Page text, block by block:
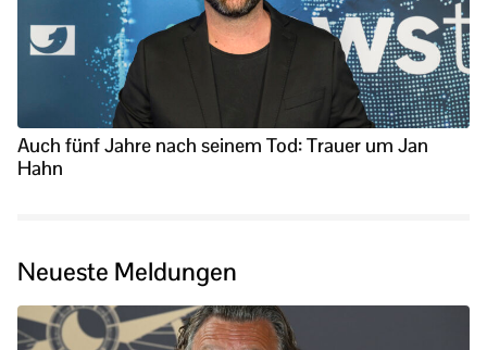
Auch fünf Jahre nach seinem Tod: Trauer um Jan
Hahn
Neueste Meldungen